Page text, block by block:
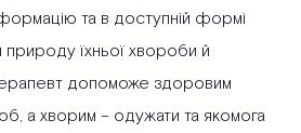
та в доступній формі
природу їхньої хвороби й
допоможе здоровим
а хворим – одужати та якомога